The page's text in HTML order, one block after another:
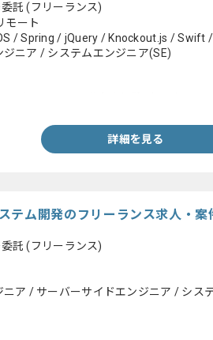
委託(フリーランス)
モート
/ Spring / jQuery / Knockout.js / Swift
ニア / システムエンジニア(SE)
詳細を見る
テム開発のフリーランス求人・案
委託(フリーランス)
ニア / サーバーサイドエンジニア / シス